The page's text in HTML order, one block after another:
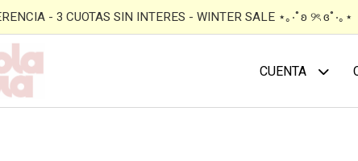
- 3 CUOTAS SIN INTERES - WINTER SALE ⋆｡‧˚ʚ ୨ৎ ɞ˚‧｡⋆
CUENTA